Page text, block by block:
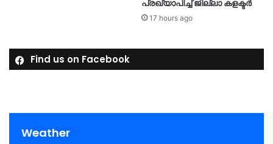
പ്രഖ്യാപിച്ച് ജില്ലാ കളക്ടർ
17 hours ago
Find us on Facebook
Weather